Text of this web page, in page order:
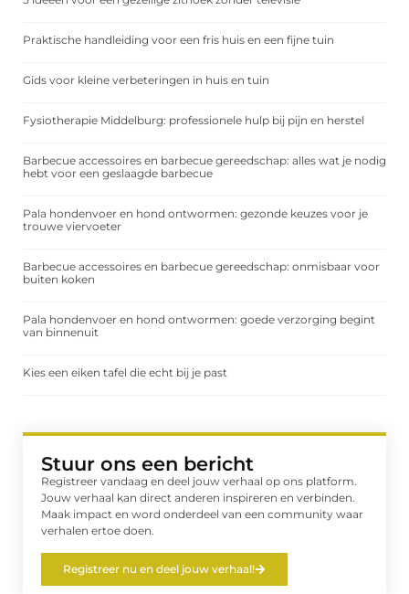
Praktische handleiding voor een fris huis en een fijne tuin
Gids voor kleine verbeteringen in huis en tuin
Fysiotherapie Middelburg: professionele hulp bij pijn en herstel
Barbecue accessoires en barbecue gereedschap: alles wat je nodig
hebt voor een geslaagde barbecue
Pala hondenvoer en hond ontwormen: gezonde keuzes voor je
trouwe viervoeter
Barbecue accessoires en barbecue gereedschap: onmisbaar voor
buiten koken
Pala hondenvoer en hond ontwormen: goede verzorging begint
van binnenuit
Kies een eiken tafel die echt bij je past
Stuur ons een bericht
Registreer vandaag en deel jouw verhaal op ons platform.
Jouw verhaal kan direct anderen inspireren en verbinden.
Maak impact en word onderdeel van een community waar
verhalen ertoe doen.
Registreer nu en deel jouw verhaal!